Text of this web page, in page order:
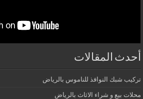
أحدث المقالات
تركيب شبك النوافذ للناموس بالرياض
محلات بيع و شراء الاثاث بالرياض